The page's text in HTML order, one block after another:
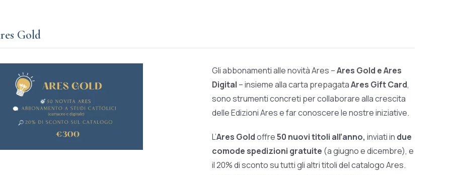
Gold
Gli abbonamenti alle novità Ares –Ares Gold e Ares
Digital – insieme alla carta prepagataAres Gift Card,
sono strumenti concreti per collaborare alla crescita
delle Edizioni Ares e far conoscere le nostre iniziative.
L’Ares Goldoffre50 nuovi titoli all’anno, inviati in due
comode spedizioni gratuite (a giugno e dicembre), e
il 20% di sconto su tutti gli altri titoli del catalogo Ares.